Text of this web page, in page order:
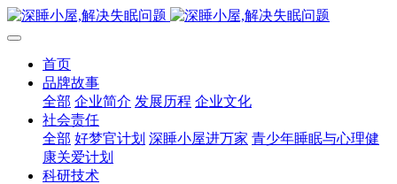
首页
品牌故事
全部 企业简介 发展历程 企业文化
社会责任
全部 好梦官计划 深睡小屋进万家 青少年睡眠与心理健
康关爱计划
科研技术